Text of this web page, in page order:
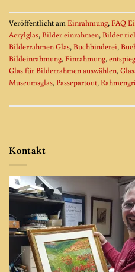
Veröffentlicht amEinrahmung,FAQ
Acrylglas,Bilder einrahmen,Bilder
Bilderrahmen Glas,Buchbinderei,
Bildeinrahmung,Einrahmung,
Glas für Bilderrahmen auswählen,
Museumsglas,Passepartout,
Kontakt